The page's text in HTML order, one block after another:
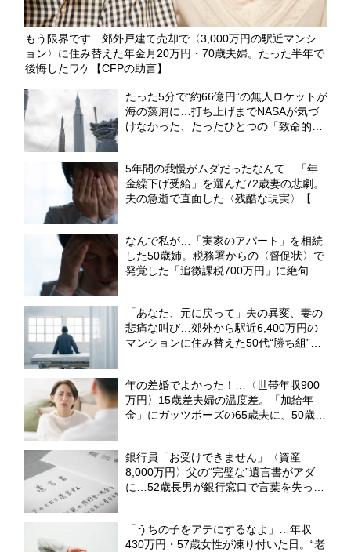
もう限界です…郊外戸建て売却で〈3,000万円の駅近マンシ
ョン〉に住み替えた年金月20万円・70歳夫婦。たった半年で
後悔したワケ【CFPの助言】
たった5分で“約66億円”の無人ロケットが
海の藻屑に…打ち上げまでNASAが気づ
けなかった、たったひとつの「致命的な
5年間の我慢がムダだったなんて…「年
金繰下げ受給」を選んだ72歳妻の悲劇。
夫の急逝で直面した〈残酷な現実〉【社
なんで私が…「実家のアパート」を相続
した50歳姉。税務署からの〈督促状〉で
発覚した「追徴課税700万円」に絶句
「あなた、元に戻って」夫の異変、妻の
悲痛な叫び…郊外から駅近6,400万円の
マンションに住み替えた50代“勝ち組”夫
年の差婚でよかった！…〈世帯年収900
万円〉15歳差夫婦の温度差。「加給年
金」にガッツポーズの65歳夫に、50歳パ
銀行員「お受けできません」〈資産
8,000万円〉父の“完璧な”遺言書がアダ
に…52歳長男が銀行窓口で言葉を失った
「うちの子をアテにするなよ」…年収
430万円・57歳女性が凍り付いた日。“老